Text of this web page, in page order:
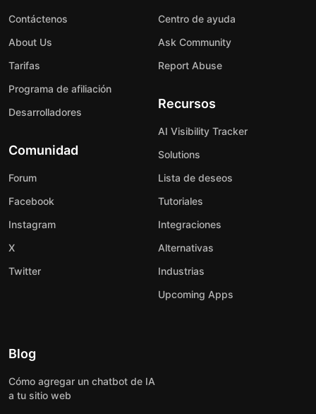
Contáctenos
About Us
Tarifas
Programa de afiliación
Desarrolladores
Comunidad
Forum
Facebook
Instagram
X
Twitter
Centro de ayuda
Ask Community
Report Abuse
Recursos
AI Visibility Tracker
Solutions
Lista de deseos
Tutoriales
Integraciones
Alternativas
Industrias
Upcoming Apps
Blog
Cómo agregar un chatbot de IA
a tu sitio web